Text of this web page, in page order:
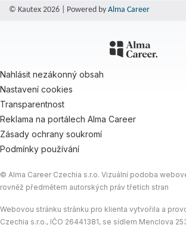
© Kautex 2026 | Powered by Alma Career
Nahlásit nezákonný obsah
Nastavení cookies
Transparentnost
Reklama na portálech Alma Career
Zásady ochrany soukromí
Podmínky používání
© Alma Career Czechia s.r.o. Vizuální podoba
rovněž předmětem autorských práv třetích stran
Webovou stránku stránku pro klienta vytvořila a
Czechia s.r.o., IČO 26441381, se sídlem Menclova